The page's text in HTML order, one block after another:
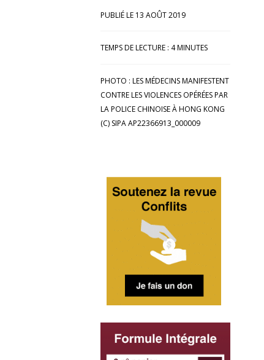
13 AOÛT 2019
TEMPS DE LECTURE : 4MINUTES
PHOTO : LES MÉDECINS MANIFESTENT
CONTRE LES VIOLENCES OPÉRÉES PAR
LA POLICE CHINOISE À HONG KONG
(C) SIPA AP22366913_000009